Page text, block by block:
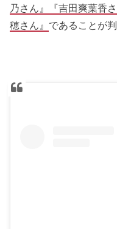
乃さん』『吉田爽葉香
穂さん』 であることが判